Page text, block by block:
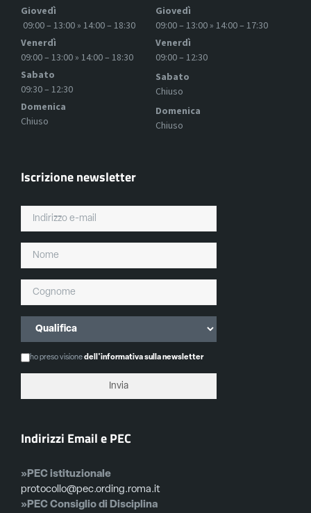
Giovedì
09:00 – 13:00 » 14:00 – 18:30
Venerdì
09:00 – 13:00 » 14:00 – 18:30
Sabato
09:30 – 12:30
Domenica
Chiuso
Giovedì
09:00 – 13:00 » 14:00 – 17:30
Venerdì
09:00 – 12:30
Sabato
Chiuso
Domenica
Chiuso
Iscrizione newsletter
ho preso visionedell'informativa sulla newsletter
Indirizzi Email e PEC
»PEC istituzionale
protocollo@pec.ording.roma.it
»PEC Consiglio di Disciplina